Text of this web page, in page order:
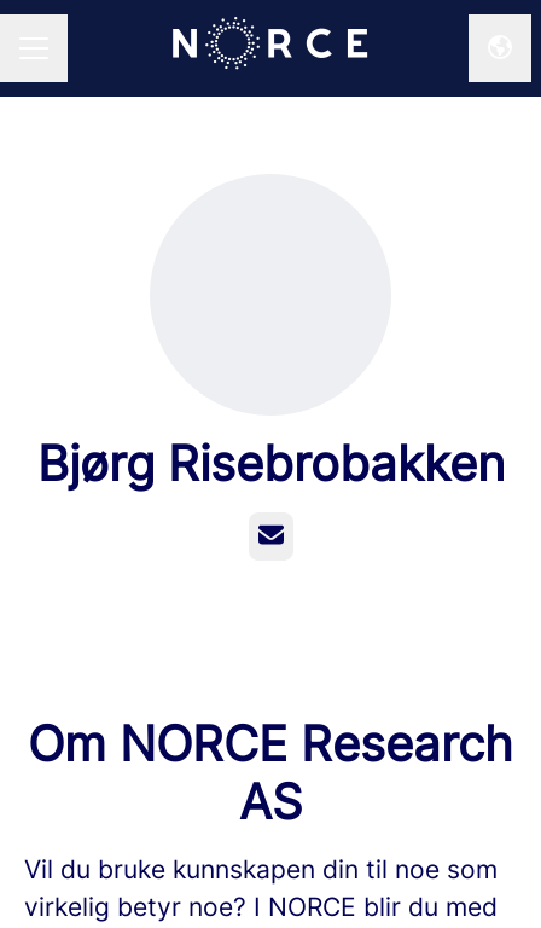
Bjørg Risebrobakken
E-post
Om NORCE Research
AS
Vil du bruke kunnskapen din til noe som
virkelig betyr noe? I NORCE blir du med